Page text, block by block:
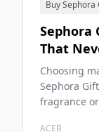
Buy
Sephora
That
Choosing
Sephora Gift Card lets her choose the shade,
fragrance
ACEB